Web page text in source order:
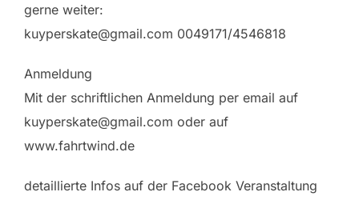
gerne weiter:
kuyperskate@gmail.com 0049171/4546818
Anmeldung
Mit der schriftlichen Anmeldung per email auf
kuyperskate@gmail.com oder auf
www.fahrtwind.de
detaillierte Infos auf der Facebook Veranstaltung